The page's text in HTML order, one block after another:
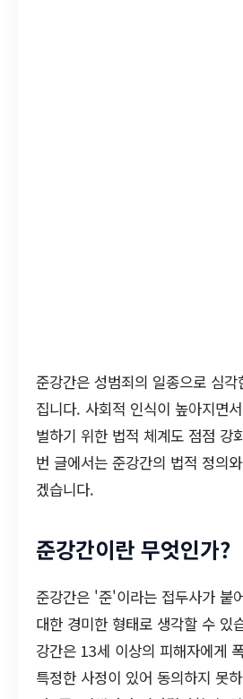
준강간은 성범죄의 일종으로 심
집니다. 사회적 인식이 높아지면
벌하기 위한 법적 체계도 점점 강
번 글에서는 준강간의 법적 정의
겠습니다.
준강간이란 무엇인가?
준강간은 '준'이라는 접두사가 붙
대한 경미한 형태로 생각할 수 있
강간은 13세 이상의 피해자에게
특정한 사정이 있어 동의하지 못